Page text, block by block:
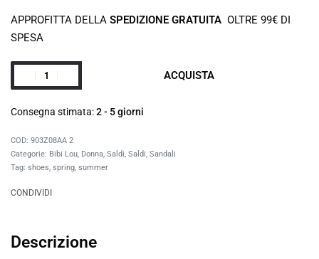
APPROFITTA DELLA SPEDIZIONE GRATUITA OLTRE 99€ DI
SPESA
ACQUISTA
Consegna stimata:2 - 5 giorni
903Z08AA 2
Categorie: Bibi Lou, Donna, Saldi, Saldi, Sandali
Tag: shoes, spring, summer
CONDIVIDI
Descrizione